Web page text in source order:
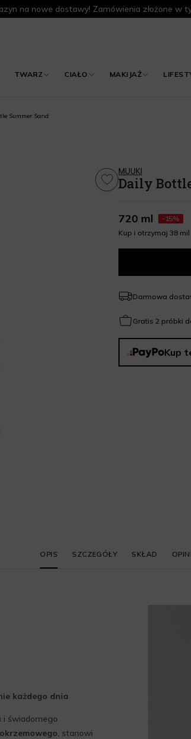
na nowe dostawy! Zamówienia złożone w
TWARZ CIAŁO MAKIJAŻ
Summer Sand
MUUKI
Daily
720 ml
-15%
Kup i otrzymaj 38 mil
Darmowa
Gratis 2 próbki
Kup
OPIS SZCZEGÓŁY SKŁAD
każdego dnia
i świadomego
, stanowi